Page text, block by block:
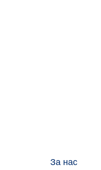
За нас